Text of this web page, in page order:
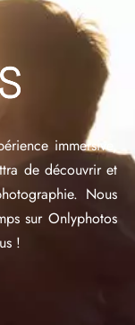
immersive,
de découvrir et
Nous
sur Onlyphotos
!